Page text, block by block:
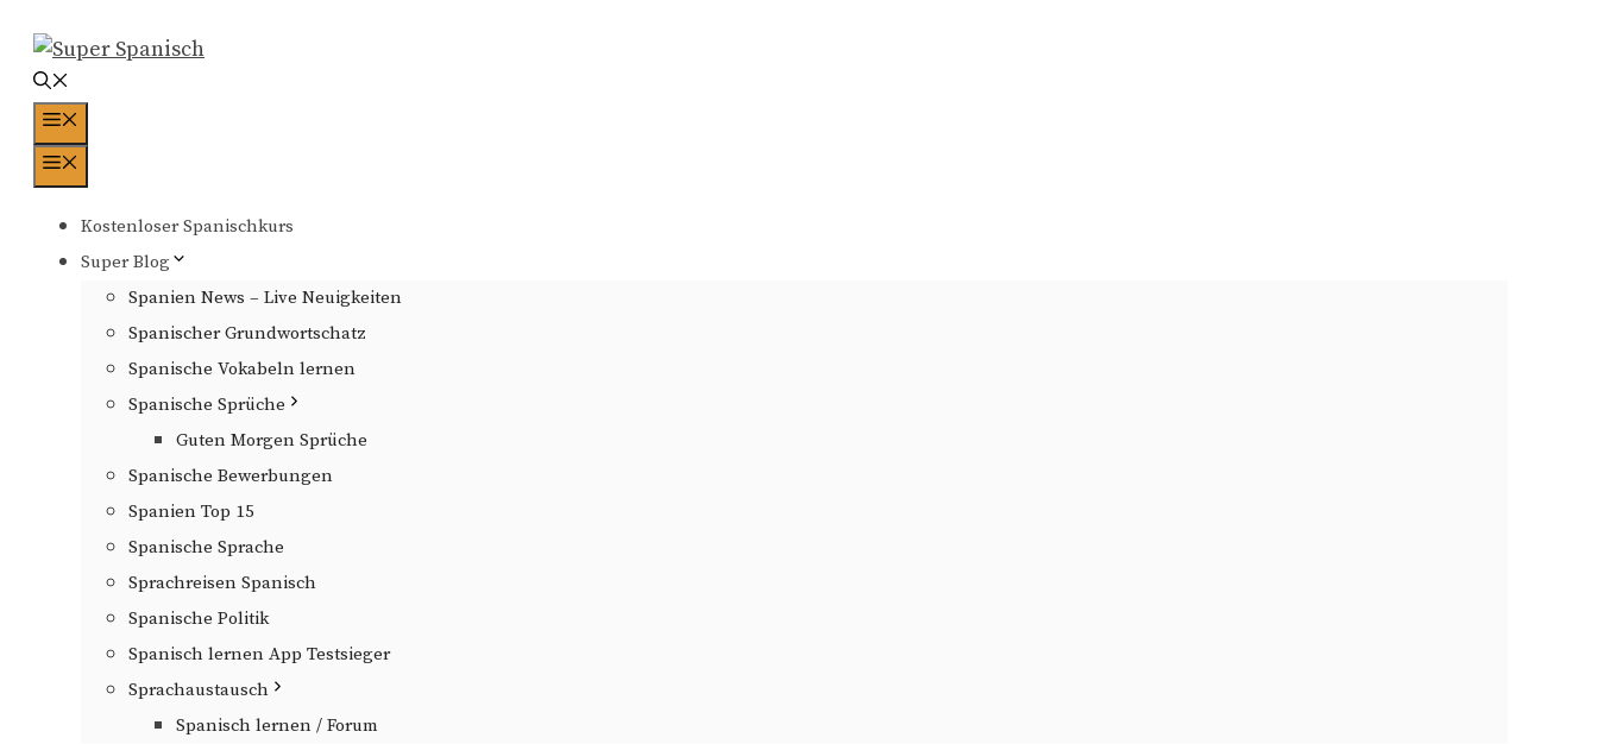
Inhalt
springen
Kostenloser Spanischkurs
Super Blog
Spanien News – Live Neuigkeiten
Spanischer Grundwortschatz
Spanische Vokabeln lernen
Spanische Sprüche
Guten Morgen Sprüche
Spanische Bewerbungen
Spanien Top 15
Spanische Sprache
Sprachreisen Spanisch
Spanische Politik
Spanisch lernen App Testsieger
Sprachaustausch
Spanisch lernen / Forum